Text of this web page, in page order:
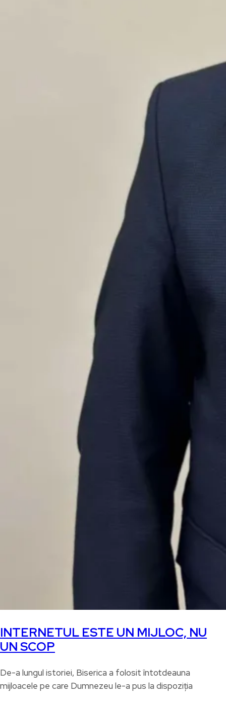
INTERNETUL ESTE UN MIJLOC, NU
UN SCOP
De-a lungul istoriei, Biserica a folosit întotdeauna
mijloacele pe care Dumnezeu le-a pus la dispoziția